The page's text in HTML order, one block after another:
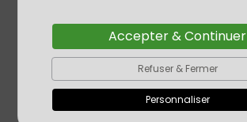
Accepter & Continuer
Refuser & Fermer
Personnaliser